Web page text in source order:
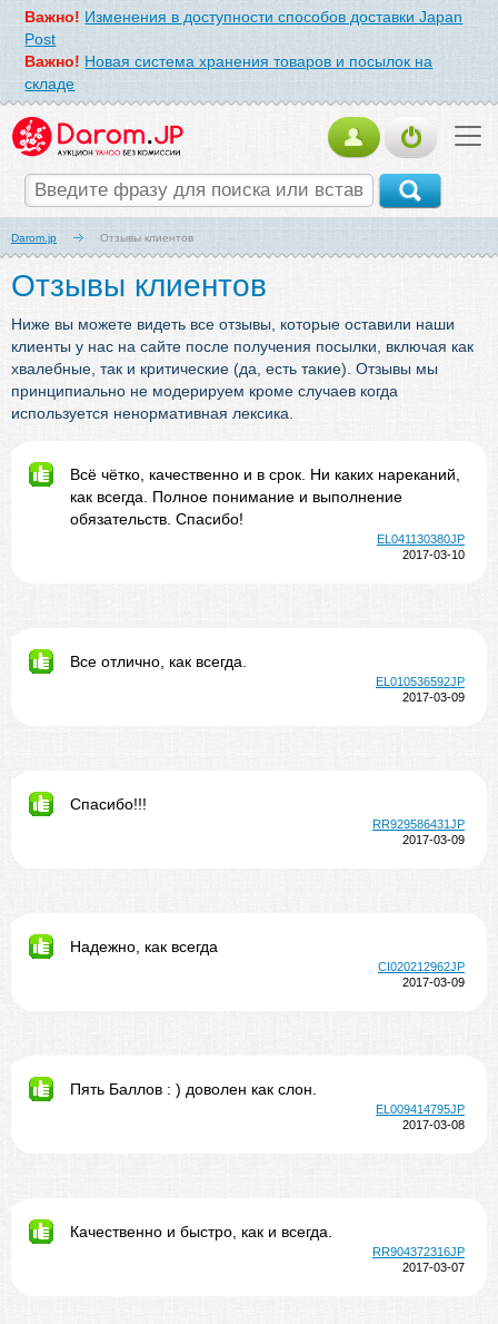
Важно! Изменения в доступности способов доставки Japan
Post
Важно! Новая система хранения товаров и посылок на
складе
Darom.jp Отзывы клиентов
Отзывы клиентов
Ниже вы можете видеть все отзывы, которые оставили наши
клиенты у нас на сайте после получения посылки, включая как
хвалебные, так и критические (да, есть такие). Отзывы мы
принципиально не модерируем кроме случаев когда
используется ненормативная лексика.
Всё чётко, качественно и в срок. Ни каких нареканий,
как всегда. Полное понимание и выполнение
обязательств. Спасибо!
EL041130380JP
2017-03-10
Все отлично, как всегда.
EL010536592JP
2017-03-09
Спасибо!!!
RR929586431JP
2017-03-09
Надежно, как всегда
CI020212962JP
2017-03-09
Пять Баллов : ) доволен как слон.
EL009414795JP
2017-03-08
Качественно и быстро, как и всегда.
RR904372316JP
2017-03-07